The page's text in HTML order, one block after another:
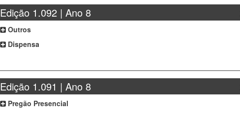
Edição 1.092 | Ano 8
Outros
Dispensa
Edição 1.091 | Ano 8
Pregão Presencial